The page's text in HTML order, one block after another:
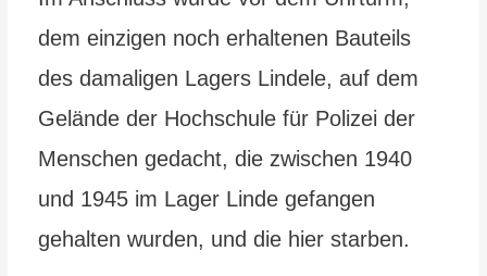
dem einzigen noch erhaltenen Bauteils
des damaligen Lagers Lindele, auf dem
Gelände der Hochschule für Polizei der
Menschen gedacht, die zwischen 1940
und 1945 im Lager Linde gefangen
gehalten wurden, und die hier starben.